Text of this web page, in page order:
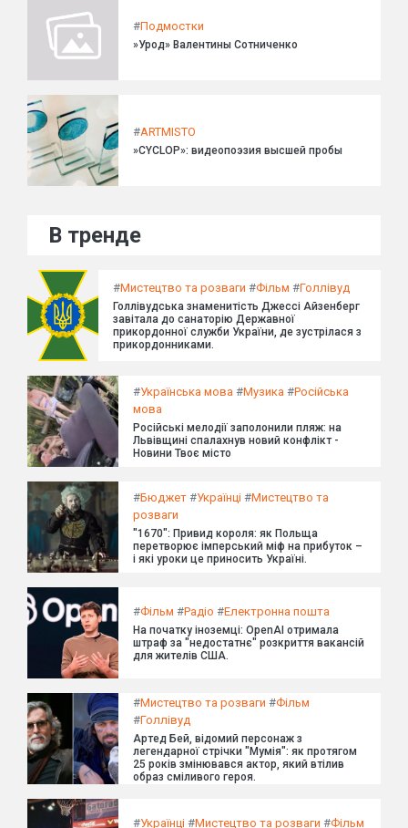
#Подмостки
»Урод» Валентины Сотниченко
#ARTMISTO
»CYCLOP»: видеопоэзия высшей пробы
В тренде
#Мистецтво та розваги #Фільм #Голлівуд
Голлівудська знаменитість Джессі Айзенберг
завітала до санаторію Державної
прикордонної служби України, де зустрілася з
прикордонниками.
#Українська мова #Музика #Російська
мова
Російські мелодії заполонили пляж: на
Львівщині спалахнув новий конфлікт -
Новини Твоє місто
#Бюджет #Українці #Мистецтво та
розваги
"1670": Привид короля: як Польща
перетворює імперський міф на прибуток –
і які уроки це приносить Україні.
#Фільм #Радіо #Електронна пошта
На початку іноземці: OpenAI отримала
штраф за "недостатнє" розкриття вакансій
для жителів США.
#Мистецтво та розваги #Фільм
#Голлівуд
Артед Бей, відомий персонаж з
легендарної стрічки "Мумія": як протягом
25 років змінювався актор, який втілив
образ сміливого героя.
#Українці #Мистецтво та розваги #Фільм